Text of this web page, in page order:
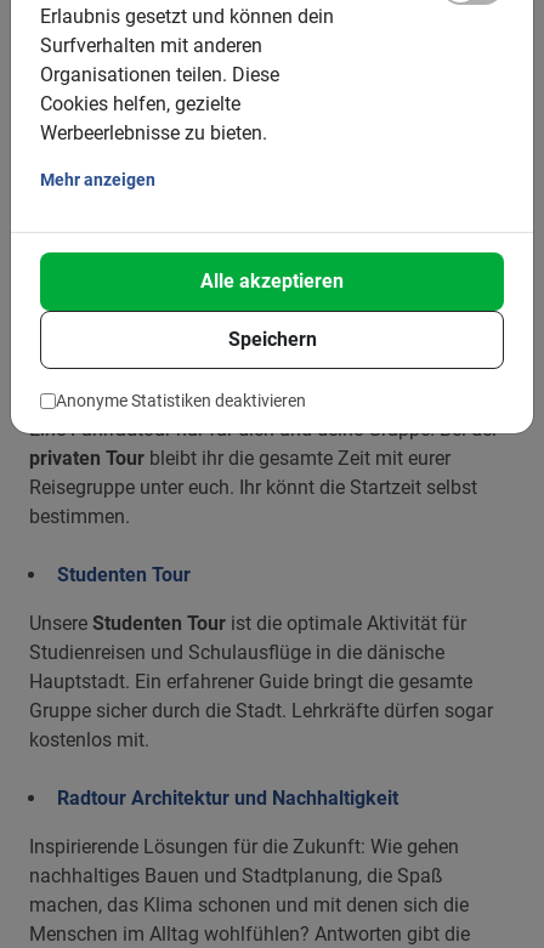
Erlaubnis gesetzt und können dein
Surfverhalten mit anderen
Organisationen teilen. Diese
Cookies helfen, gezielte
Werbeerlebnisse zu bieten.
Mehr anzeigen
Speichern
Alle akzeptieren
Anonyme Statistiken deaktivieren
Highlights Tour
Wenn du zum ersten Mal in der dänischen Hauptstadt
bist, empfehlen wir unsere
Highlights. Im Rahmen dieser Tour siehst du unter
anderem weltberühmte Sehenswürdigkeiten wie die
Königlichen Gärten, denNyhavnund vieles mehr.
Zusätzlich zeigt euch der
Stadtführer
auch die weniger bekannten, aber ebenfalls spannenden
Orte der dänischen Hauptstadt.
Eine Fahrradtour nur für dich und deine Gruppe! Bei der
privaten Tour bleibt ihr die gesamte Zeit mit eurer
Reisegruppe unter euch. Ihr könnt die Startzeit selbst
bestimmen.
Studenten Tour
Unsere Studenten Tour ist die optimale Aktivität für
Studienreisen und Schulausflüge in die dänische
Hauptstadt. Ein erfahrener Guide bringt die gesamte
Gruppe sicher durch die Stadt. Lehrkräfte dürfen sogar
kostenlos mit.
Radtour Architektur und Nachhaltigkeit
Inspirierende Lösungen für die Zukunft: Wie gehen
nachhaltiges Bauen und Stadtplanung, die Spaß
machen, das Klima schonen und mit denen sich die
Menschen im Alltag wohlfühlen? Antworten gibt die